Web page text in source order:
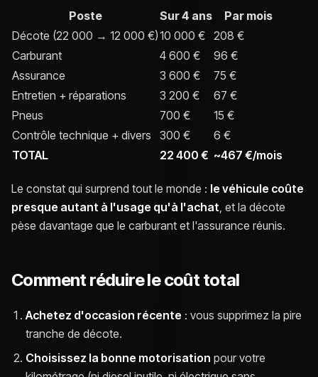
Poste Sur 4 ans
Par mois
Décote (22 000 → 12 000 €)10 000 € 208 €
Carburant
4 600 €
96 €
Assurance
3 600 €
75 €
Entretien + réparations
3 200 €
67 €
Pneus
700 €
15 €
Contrôle technique + divers
300 €
6 €
TOTAL
22 400 € ~467 €/mois
Le constat qui surprend tout le monde : le véhicule coûte
presque autant à l'usage qu'à l'achat, et la décote
pèse davantage que le carburant et l'assurance réunis.
Comment réduire le coût total
Achetez d'occasion récente : vous supprimez la pire
tranche de décote.
Choisissez la bonne motorisation pour votre